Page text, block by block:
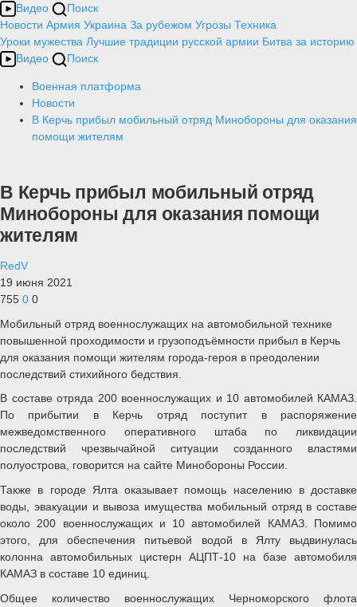
Видео
Поиск
Новости Армия Украина За рубежом Угрозы Техника
Уроки мужества Лучшие традиции русской армии Битва за историю
Видео
Поиск
Военная платформа
Новости
В Керчь прибыл мобильный отряд Минобороны для оказания
помощи жителям
В Керчь прибыл мобильный отряд
Минобороны для оказания помощи
жителям
RedV
19 июня 2021
755 0 0
Мобильный отряд военнослужащих на автомобильной технике
повышенной проходимости и грузоподъёмности прибыл в Керчь
для оказания помощи жителям города-героя в преодолении
последствий стихийного бедствия.
В составе отряда 200 военнослужащих и 10 автомобилей КАМАЗ.
По прибытии в Керчь отряд поступит в распоряжение
межведомственного оперативного штаба по ликвидации
последствий чрезвычайной ситуации созданного властями
полуострова, говорится на сайте Минобороны России.
Также в городе Ялта оказывает помощь населению в доставке
воды, эвакуации и вывоза имущества мобильный отряд в составе
около 200 военнослужащих и 10 автомобилей КАМАЗ. Помимо
этого, для обеспечения питьевой водой в Ялту выдвинулась
колонна автомобильных цистерн АЦПТ-10 на базе автомобиля
КАМАЗ в составе 10 единиц.
Общее количество военнослужащих Черноморского флота